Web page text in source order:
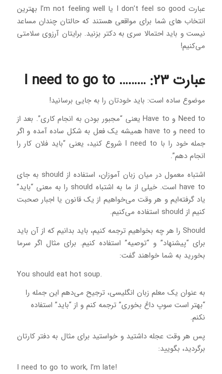
عبارت I don’t feel so good یا I’m not feeling well بهترین
انتخاب های شما برای مواقعی هستند که حالتان چندان مساعد
نیست و باید احتمالا سری به دکتر بزنید. برایتان آرزوی سلامتی
می‌کنیم!
عبارت 23: ……… I need to go to
موضوع ساده است: باید خودتان را به جایی برسانید!
Need to و Have to یعنی “مجبور بودن به انجام کاری”. بعد از
need to و have to همیشه یک فعل به شکل ساده آمده و اگر
جمله خود را با I need to شروع کنید، یعنی “باید فلان کار را
انجام دهم”.
اشتباه معمول در میان زبان آموزان، استفاده از should به جای
have to است. خیلی از ما به اشتباه should را به معنی “باید”
یاد گرفته‌ایم و هر وقت می‌خواهیم از یک قانون یا اجبار صحبت
کنیم از should استفاده می‌کنیم.
Should را هر چه بخواهیم ترجمه کنیم، باید بدانیم که از آن باید
برای “پیشنهاد” و “توصیه” استفاده کنیم. برای مثال اگر سرما
بخورید به شما خواهند گفت:
.You should eat hot soup
به عنوان یک معلم زبان انگلیسی، ترجیح می‌دهم این جمله را
“بهتر است سوپ داغ بخوری” ترجمه کنم و از “باید” استفاده
نکنم.
پس هر وقت عجله داشتید و خواستید برای مثال به دفتر کارتان
برگردید، بگویید:
!I need to go to work, I’m late